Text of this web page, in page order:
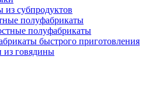
из субпродуктов
полуфабрикаты
полуфабрикаты
быстрого приготовления
из говядины